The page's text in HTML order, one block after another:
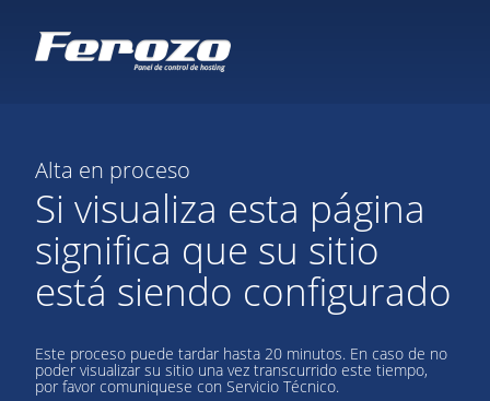
Alta en proceso
Si visualiza esta página
significa que su sitio
está siendo configurado
Este proceso puede tardar hasta 20 minutos. En caso de no
poder visualizar su sitio una vez transcurrido este tiempo,
por favor comuniquese con Servicio Técnico.